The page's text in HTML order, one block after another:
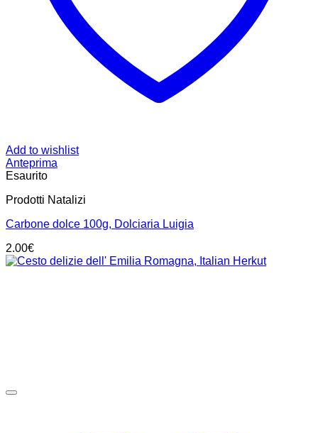
Add to wishlist
Anteprima
Esaurito
Prodotti Natalizi
Carbone dolce 100g, Dolciaria Luigia
2.00€